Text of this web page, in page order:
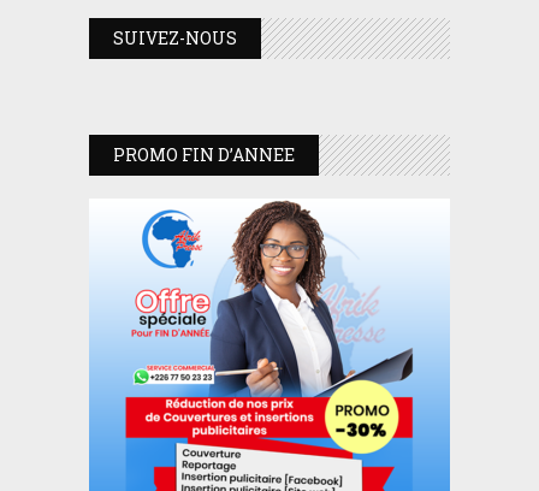
SUIVEZ-NOUS
PROMO FIN D’ANNEE